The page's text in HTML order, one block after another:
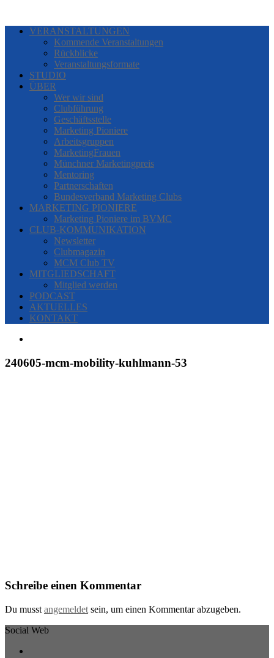
VERANSTALTUNGEN
Kommende Veranstaltungen
Rückblicke
Veranstaltungsformate
STUDIO
ÜBER
Wer wir sind
Clubführung
Geschäftsstelle
Marketing Pioniere
Arbeitsgruppen
MarketingFrauen
Münchner Marketingpreis
Mentoring
Partnerschaften
Bundesverband Marketing Clubs
MARKETING PIONIERE
Marketing Pioniere im BVMC
CLUB-KOMMUNIKATION
Newsletter
Clubmagazin
MCM Club TV
MITGLIEDSCHAFT
Mitglied werden
PODCAST
AKTUELLES
KONTAKT
240605-mcm-mobility-kuhlmann-53
Schreibe einen Kommentar
Du musst angemeldet sein, um einen Kommentar abzugeben.
Social Web